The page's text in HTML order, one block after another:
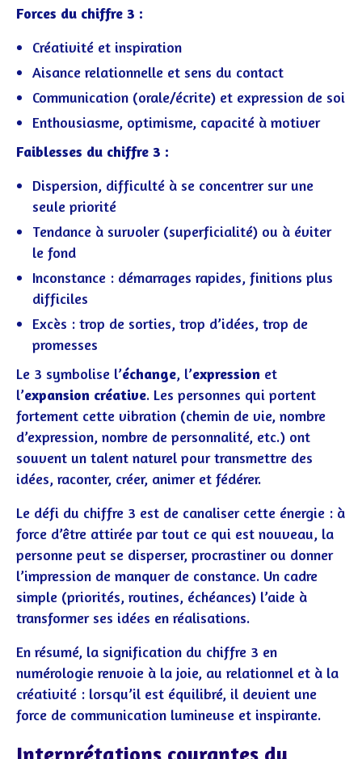
Forces du chiffre 3 :
Créativité et inspiration
Aisance relationnelle et sens du contact
Communication (orale/écrite) et expression de soi
Enthousiasme, optimisme, capacité à motiver
Faiblesses du chiffre 3 :
Dispersion, difficulté à se concentrer sur une
seule priorité
Tendance à survoler (superficialité) ou à éviter
le fond
Inconstance : démarrages rapides, finitions plus
difficiles
Excès : trop de sorties, trop d’idées, trop de
promesses
Le 3 symbolise l’échange, l’expression et
l’expansion créative. Les personnes qui portent
fortement cette vibration (chemin de vie, nombre
d’expression, nombre de personnalité, etc.) ont
souvent un talent naturel pour transmettre des
idées, raconter, créer, animer et fédérer.
Le défi du chiffre 3 est de canaliser cette énergie : à
force d’être attirée par tout ce qui est nouveau, la
personne peut se disperser, procrastiner ou donner
l’impression de manquer de constance. Un cadre
simple (priorités, routines, échéances) l’aide à
transformer ses idées en réalisations.
En résumé, la signification du chiffre 3 en
numérologie renvoie à la joie, au relationnel et à la
créativité : lorsqu’il est équilibré, il devient une
force de communication lumineuse et inspirante.